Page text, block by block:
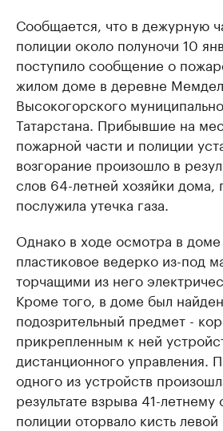
Сообщается, что в дежурную
полиции около полуночи 10
поступило сообщение о
жилом доме в деревне
Высокогорского
Татарстана. Прибывшие на
пожарной части и полиции
возгорание произошло в
слов 64-летней хозяйки дома,
послужила утечка газа.
Однако в ходе осмотра в
пластиковое ведерко из-под
торчащими из него
Кроме того, в доме был
подозрительный предмет -
прикрепленным к ней
дистанционного управления.
одного из устройств
результате взрыва 41-летнему
полиции оторвало кисть левой